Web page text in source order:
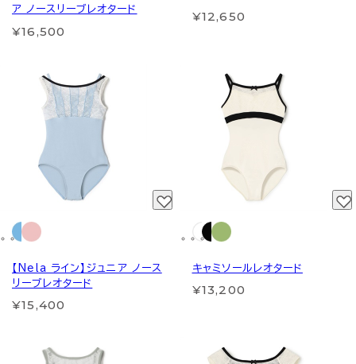
ア ノースリーブレオタード
¥16,500
¥12,650
【Nela ライン】ジュニア ノース
リーブレオタード
¥15,400
キャミソールレオタード
¥13,200